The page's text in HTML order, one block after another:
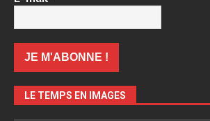
LE TEMPS EN IMAGES